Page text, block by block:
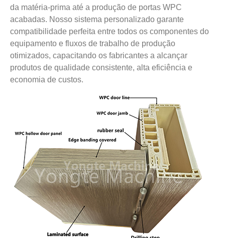
da matéria-prima até a produção de portas WPC
acabadas. Nosso sistema personalizado garante
compatibilidade perfeita entre todos os componentes do
equipamento e fluxos de trabalho de produção
otimizados, capacitando os fabricantes a alcançar
produtos de qualidade consistente, alta eficiência e
economia de custos.